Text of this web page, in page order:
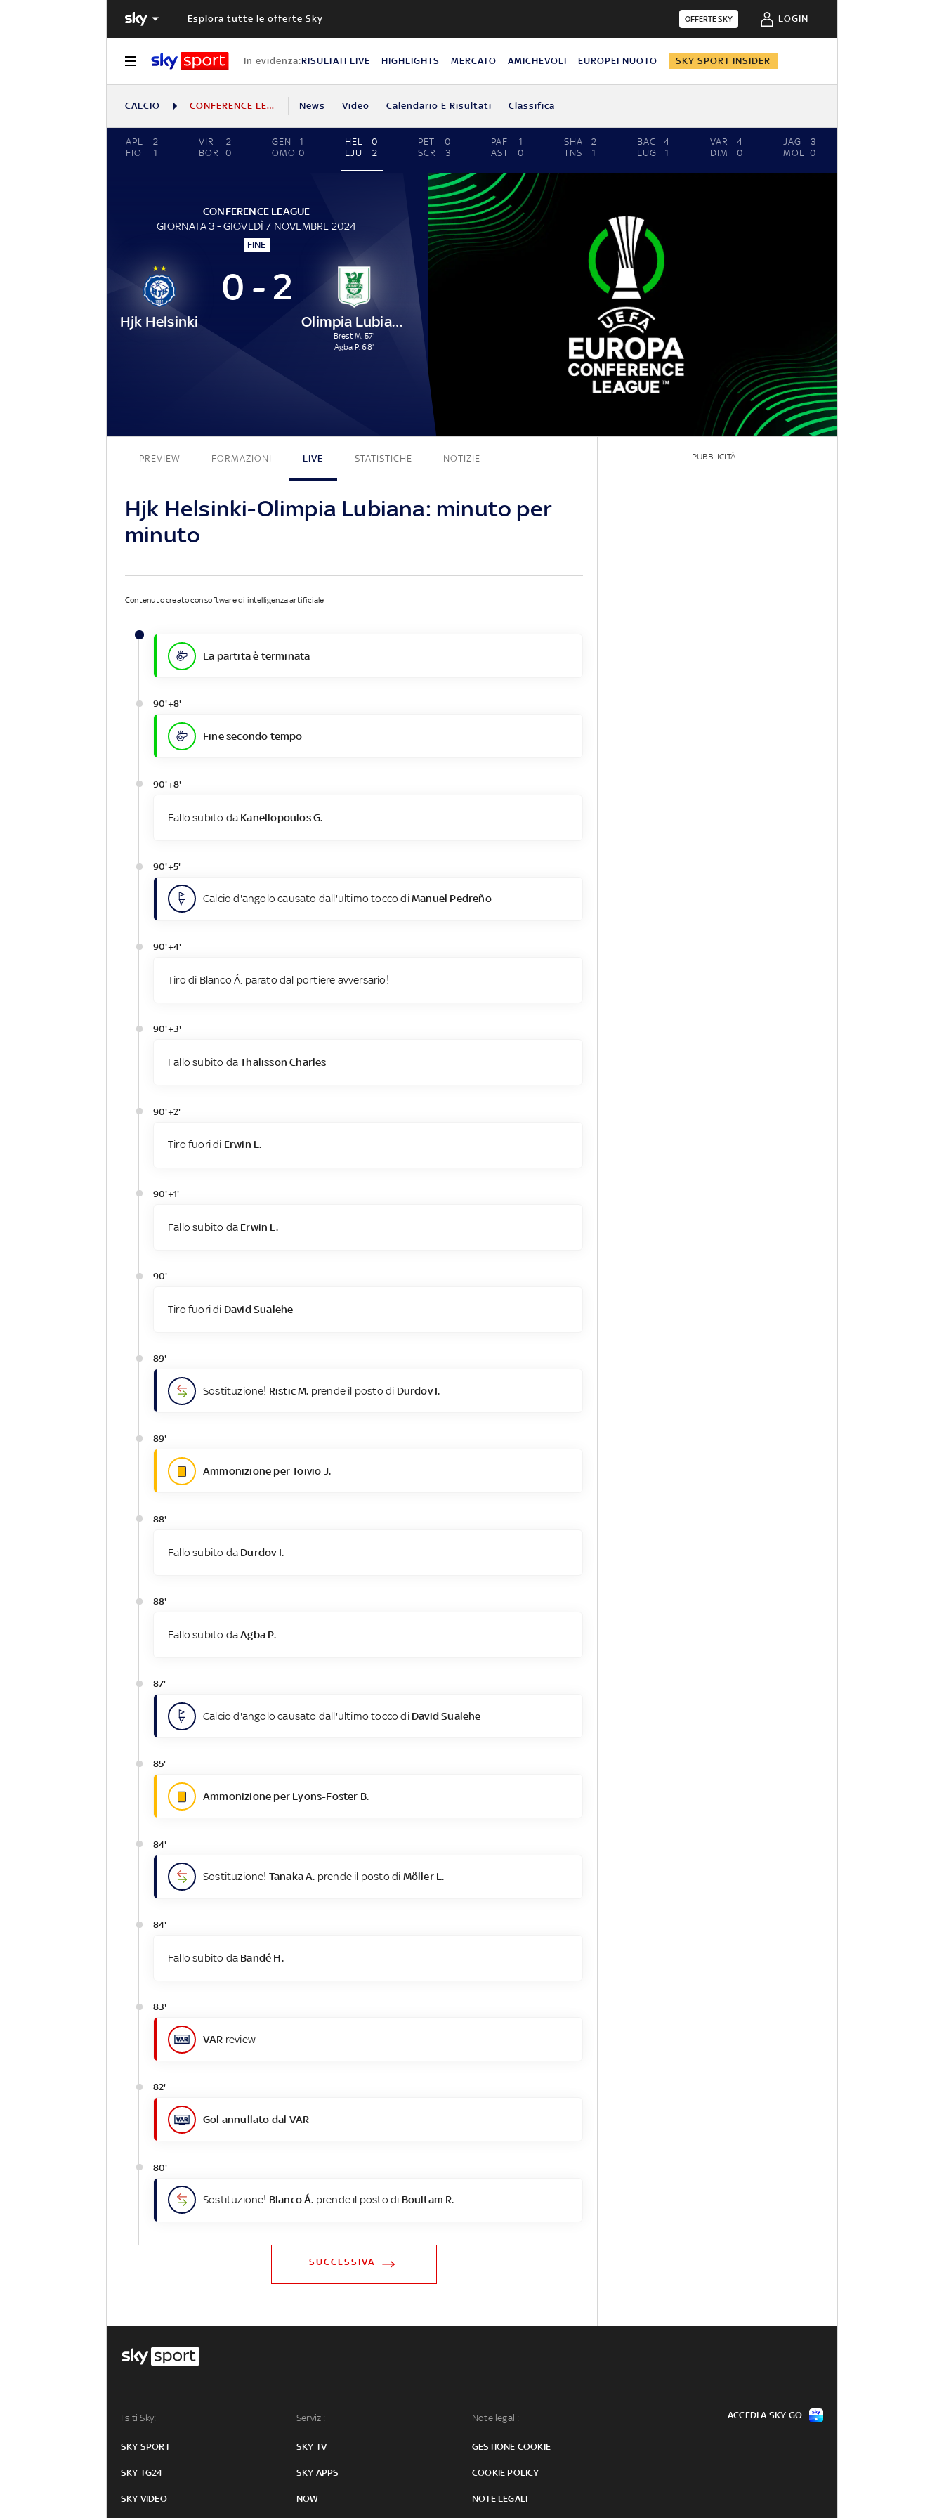
Esplora tutte le offerte Sky OFFERTE SKY LOGIN
In evidenza:RISULTATI LIVE HIGHLIGHTS MERCATO AMICHEVOLI EUROPEI NUOTO SKY SPORT INSIDER
CALCIO CONFERENCE LEAGUE News Video Calendario E Risultati Classifica
APL
2
FIO
1
VIR
2
BOR
0
GEN
1
OMO 0
HEL
0
LJU
2
PET
0
SCR
3
PAF
1
AST
0
SHA
2
TNS
1
BAC
4
LUG
1
VAR
4
DIM
0
JAG
3
MOL
0
CONFERENCE LEAGUE
GIORNATA 3 - GIOVEDÌ 7 NOVEMBRE 2024
FINE
Hjk Helsinki
0 - 2
Olimpia Lubiana
Brest M. 57'
Agba P. 68'
PREVIEW FORMAZIONI LIVE STATISTICHE NOTIZIE
Hjk Helsinki-Olimpia Lubiana: minuto per
minuto
Contenuto creato con software di intelligenza artificiale
La partita è terminata
90'+8'
Fine secondo tempo
90'+8'
Fallo subito da Kanellopoulos G.
90'+5'
Calcio d'angolo causato dall'ultimo tocco diManuel Pedreño
90'+4'
Tiro di Blanco Á. parato dal portiere avversario!
90'+3'
Fallo subito daThalisson Charles
90'+2'
Tiro fuori di Erwin L.
90'+1'
Fallo subito da Erwin L.
90'
Tiro fuori di David Sualehe
89'
Sostituzione! Ristic M. prende il posto di Durdov I.
89'
Ammonizione per Toivio J.
88'
Fallo subito da Durdov I.
88'
Fallo subito daAgba P.
87'
Calcio d'angolo causato dall'ultimo tocco di David Sualehe
85'
Ammonizione per Lyons-Foster B.
84'
Sostituzione! Tanaka A. prende il posto di Möller L.
84'
Fallo subito da Bandé H.
83'
VAR review
82'
Gol annullato dal VAR
80'
Sostituzione! Blanco Á. prende il posto di Boultam R.
SUCCESSIVA
PUBBLICITÀ
I siti Sky:
SKY SPORT
SKY TG24
SKY VIDEO
Servizi:
SKY TV
SKY APPS
NOW
Note legali:
GESTIONE COOKIE
COOKIE POLICY
NOTE LEGALI
ACCEDI A SKY GO